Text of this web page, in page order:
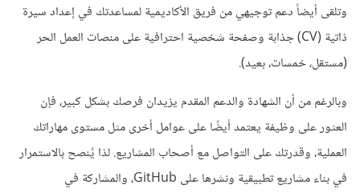
وتلقى أيضاً دعم توجيهي من فريق الأكاديمية لمساعدتك في إعداد سيرة
ذاتية (CV) جذابة وصفحة شخصية احترافية على منصات العمل الحر
(مستقل، خمسات، بعيد).
وبالرغم من أن الشهادة والدعم المقدم يزيدان فرصك بشكل كبير، فإن
العثور على وظيفة يعتمد أيضًا على عوامل أخرى مثل مستوى مهاراتك
العملية، وقدرتك على التواصل مع أصحاب المشاريع. لذا يُنصح بالاستمرار
في بناء مشاريع تطبيقية ونشرها على GitHub، والمشاركة في